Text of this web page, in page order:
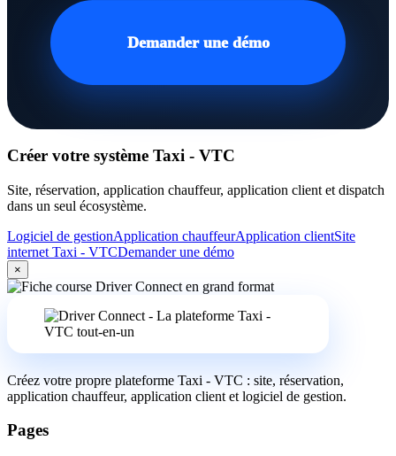
Demander une démo
Créer votre système Taxi - VTC
Site, réservation, application chauffeur, application client et dispatch
dans un seul écosystème.
Logiciel de gestionApplication chauffeurApplication clientSite
internet Taxi - VTCDemander une démo
×
Créez votre propre plateforme Taxi - VTC : site, réservation,
application chauffeur, application client et logiciel de gestion.
Pages